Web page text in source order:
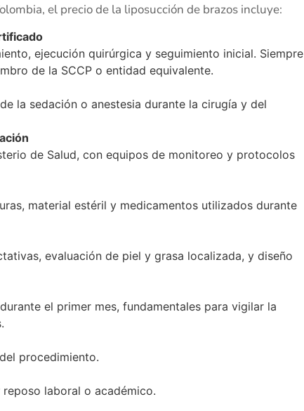
el precio de la liposucción de brazos incluye:
ejecución quirúrgica y seguimiento inicial. Siempre
de la SCCP o entidad equivalente.
la sedación o anestesia durante la cirugía y del
de Salud, con equipos de monitoreo y protocolos
material estéril y medicamentos utilizados durante
evaluación de piel y grasa localizada, y diseño
el primer mes, fundamentales para vigilar la
procedimiento.
laboral o académico.